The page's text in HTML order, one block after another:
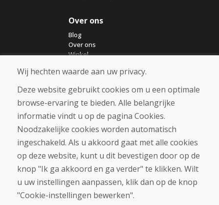
Over ons
Blog
Over ons
Winkel
Aankoop
Eshop
Algemene voorwaarden
Betaling
Klacht
Retourneren en ruilen van goederen
Cookies
Wij hechten waarde aan uw privacy.
Deze website gebruikt cookies om u een optimale
browse-ervaring te bieden. Alle belangrijke
informatie vindt u op de pagina Cookies.
Noodzakelijke cookies worden automatisch
ingeschakeld. Als u akkoord gaat met alle cookies
op deze website, kunt u dit bevestigen door op de
knop "Ik ga akkoord en ga verder" te klikken. Wilt
u uw instellingen aanpassen, klik dan op de knop
"Cookie-instellingen bewerken".